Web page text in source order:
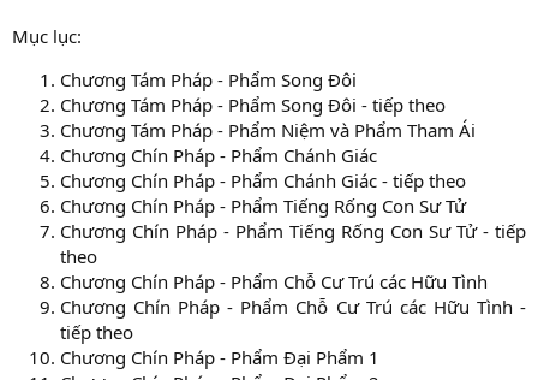
Mục lục:
Chương Tám Pháp - Phẩm Song Đôi
Chương Tám Pháp - Phẩm Song Đôi - tiếp theo
Chương Tám Pháp - Phẩm Niệm và Phẩm Tham Ái
Chương Chín Pháp - Phẩm Chánh Giác
Chương Chín Pháp - Phẩm Chánh Giác - tiếp theo
Chương Chín Pháp - Phẩm Tiếng Rống Con Sư Tử
Chương Chín Pháp - Phẩm Tiếng Rống Con Sư Tử - tiếp
theo
Chương Chín Pháp - Phẩm Chỗ Cư Trú các Hữu Tình
Chương Chín Pháp - Phẩm Chỗ Cư Trú các Hữu Tình -
tiếp theo
Chương Chín Pháp - Phẩm Đại Phẩm 1